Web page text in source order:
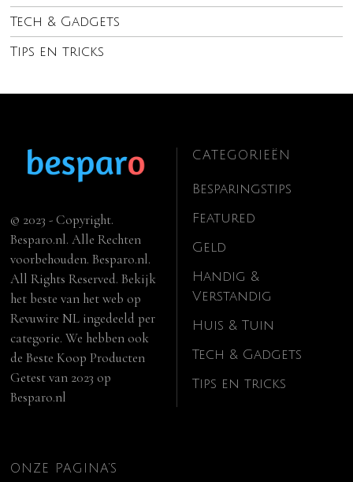
Tech & Gadgets
Tips en tricks
© 2023 - Copyright.
Besparo.nl. Alle Rechten
voorbehouden. Besparo.nl.
All Rights Reserved. Bekijk
het beste van het web op
Revuwire NL ingedeeld per
categorie. We hebben ook
deBeste Koop Producten
Getest van 2023 op
Besparo.nl
CATEGORIEËN
Besparingstips
Featured
Geld
Handig &
Verstandig
Huis & Tuin
Tech & Gadgets
Tips en tricks
ONZE PAGINA’S